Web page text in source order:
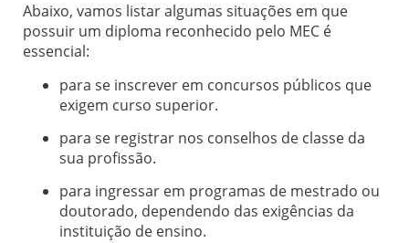
Abaixo, vamos listar algumas situações em que
possuir um diploma reconhecido pelo MEC é
essencial:
para se inscrever em concursos públicos que
exigem curso superior.
para se registrar nos conselhos de classe da
sua profissão.
para ingressar em programas de mestrado ou
doutorado, dependendo das exigências da
instituição de ensino.